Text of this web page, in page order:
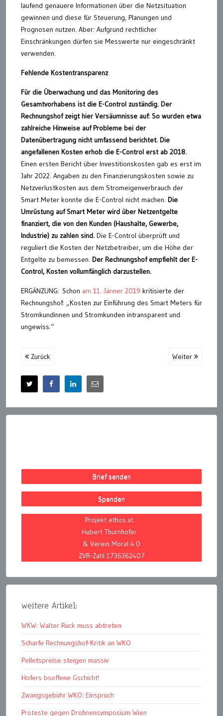
laufend genauere Informationen über die Netzsituation
gewinnen und diese für Steuerung, Planungen und
Prognosen nutzen. Aber: Aufgrund rechtlicher
Einschränkungen dürfen sie Messwerte nur eingeschränkt
verwenden.
Fehlende Kostentransparenz
Für die Überwachung und das Monitoring des
Gesamtvorhabens ist die E-Control zuständig. Der
Rechnungshof zeigt hier Versäumnisse auf: So wurden etwa
zahlreiche Hinweise auf Probleme bei der
Datenübertragung nicht umfassend berichtet. Die
angefallenen Kosten erhob die E-Control erst ab 2018.
Einen ersten Bericht über Investitionskosten gab es erst im
Jahr 2022. Angaben zu den Finanzierungskosten sowie zu
Netzverlustkosten aus dem Stromeigenverbrauch der
Smart Meter konnte die E-Control nicht machen. Die
Umrüstung auf Smart Meter wird über Netzentgelte
finanziert, die von den Kunden (Haushalte, Gewerbe,
Industrie) zu zahlen sind. Die E-Control überprüft und
reguliert die Kosten der Netzbetreiber, um die Höhe der
Entgelte zu bemessen. Der Rechnungshof empfiehlt der E-
Control, Kosten vollumfänglich darzustellen.
ERGÄNZUNG: Schon am 11. Jänner 2019 kritisierte der
Rechnungshof: „Kosten zur Einführung des Smart Meters für
Stromkundinnen und Stromkunden intransparent und
ungewiss.“
Zurück Weiter
Brief senden
Spenden
Projekt ethos.at
Hubert Thurnhofer
& Verein Moral 4.0
ZVR-Zahl 1736362407
weitere Artikel:
WKW: Walter Ruck muss abtreten
Scharfe Rechnungshof-Kritik an WKO
Pelletspreise steigen massiv
Hofers bsoffene Gschicht!
Zwangsgebühr WKO: Einspruch
Proteste gegen Drohnensymposium Wien